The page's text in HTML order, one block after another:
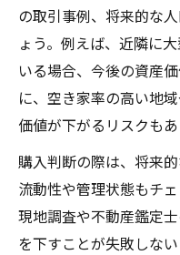
の取引事例、将来的な
ょう。例えば、近隣に
いる場合、今後の資産
に、空き家率の高い地
価値が下がるリスクも
購入判断の際は、将来
流動性や管理状態もチ
現地調査や不動産鑑定
を下すことが失敗しない